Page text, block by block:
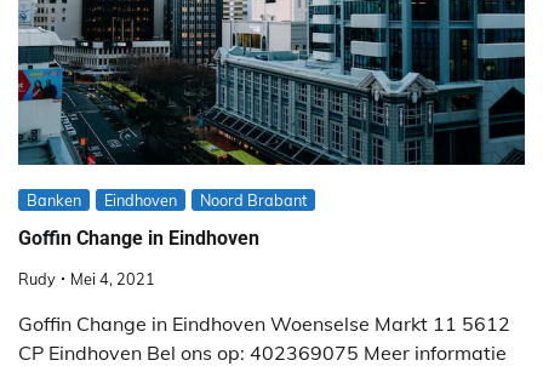
Banken Eindhoven Noord Brabant
Goffin Change in Eindhoven
Rudy Mei 4, 2021
Goffin Change in Eindhoven Woenselse Markt 11 5612
CP Eindhoven Bel ons op: 402369075 Meer informatie